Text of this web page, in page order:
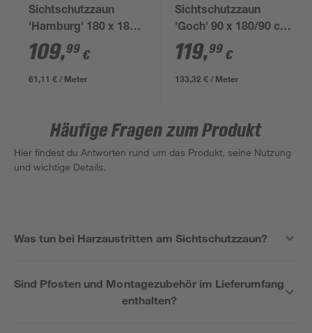
Sichtschutzzaun
'Hamburg' 180 x 180
cm Kiefer anthrazit
109,99 €
61,11 € / Meter
Sichtschutzzaun
'Goch' 90 x 180/90 cm
Kiefer braun
119,99 €
133,32 € / Meter
Häufige Fragen zum Produkt
Hier findest du Antworten rund um das Produkt, seine Nutzung
und wichtige Details.
Was tun bei Harzaustritten am Sichtschutzzaun?
Sind Pfosten und Montagezubehör im Lieferumfang
enthalten?